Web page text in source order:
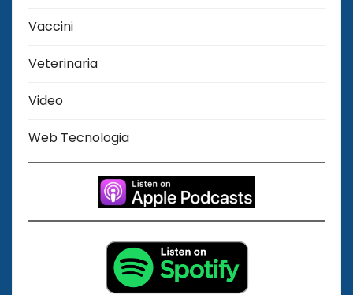
Vaccini
Veterinaria
Video
Web Tecnologia